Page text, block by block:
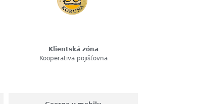
Klientská zóna
Kooperativa pojišťovna